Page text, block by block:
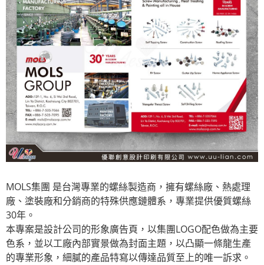
MOLS集團 是台灣專業的螺絲製造商，擁有螺絲廠、熱處理
廠、塗裝廠和分銷商的特殊供應鏈體系，專業提供優質螺絲
30年。
本專案是設計公司的形象廣告頁，以集團LOGO配色做為主要
色系，並以工廠內部實景做為封面主題，以凸顯一條龍生產
的專業形象，細膩的產品特寫以傳達品質至上的唯一訴求。